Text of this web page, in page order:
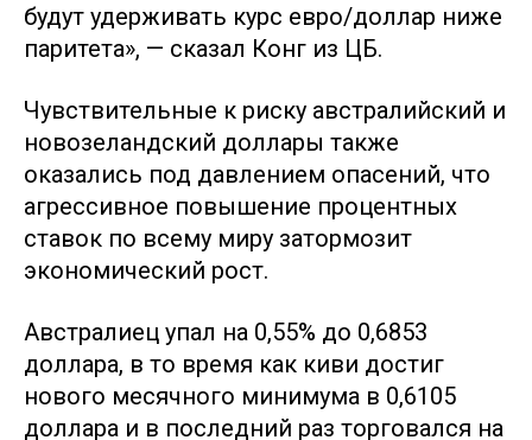
будут удерживать курс евро/доллар ниже
паритета», — сказал Конг из ЦБ.
Чувствительные к риску австралийский и
новозеландский доллары также
оказались под давлением опасений, что
агрессивное повышение процентных
ставок по всему миру затормозит
экономический рост.
Австралиец упал на 0,55% до 0,6853
доллара, в то время как киви достиг
нового месячного минимума в 0,6105
доллара и в последний раз торговался на